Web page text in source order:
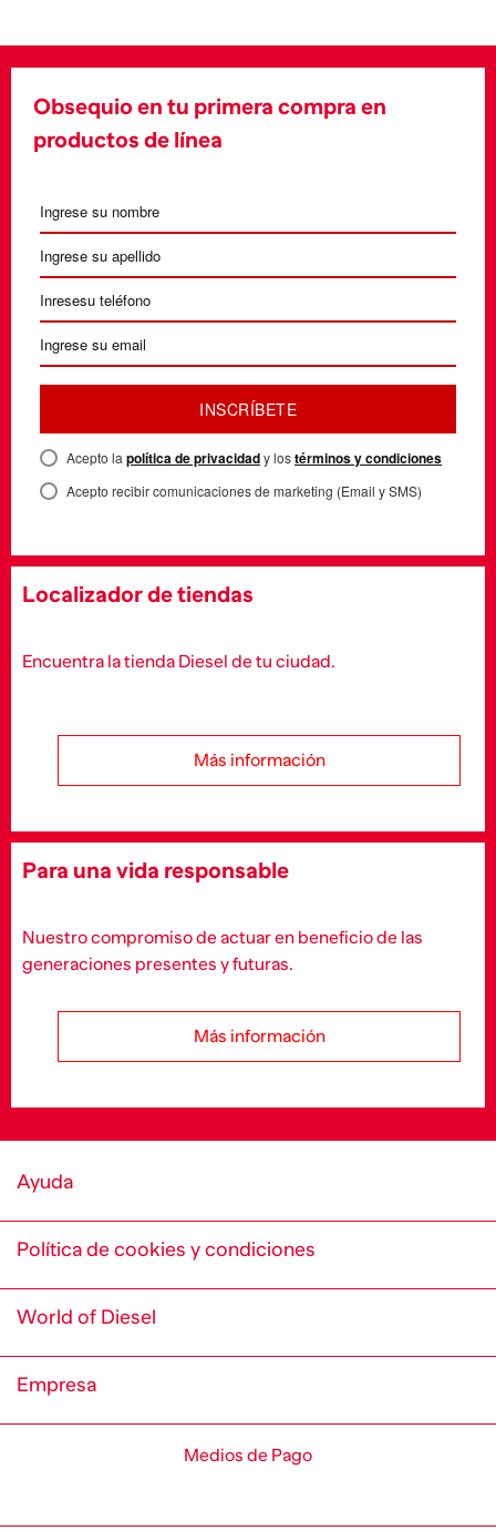
Obsequio en tu primera compra en
productos de línea
INSCRÍBETE
Acepto la política de privacidady lostérminos y condiciones
Acepto recibir comunicaciones de marketing (Email y SMS)
Localizador de tiendas
Encuentra la tienda Diesel de tu ciudad.
Más información
Para una vida responsable
Nuestro compromiso de actuar en beneficio de las
generaciones presentes y futuras.
Más información
Ayuda
Política de cookies y condiciones
World of Diesel
Empresa
Medios de Pago